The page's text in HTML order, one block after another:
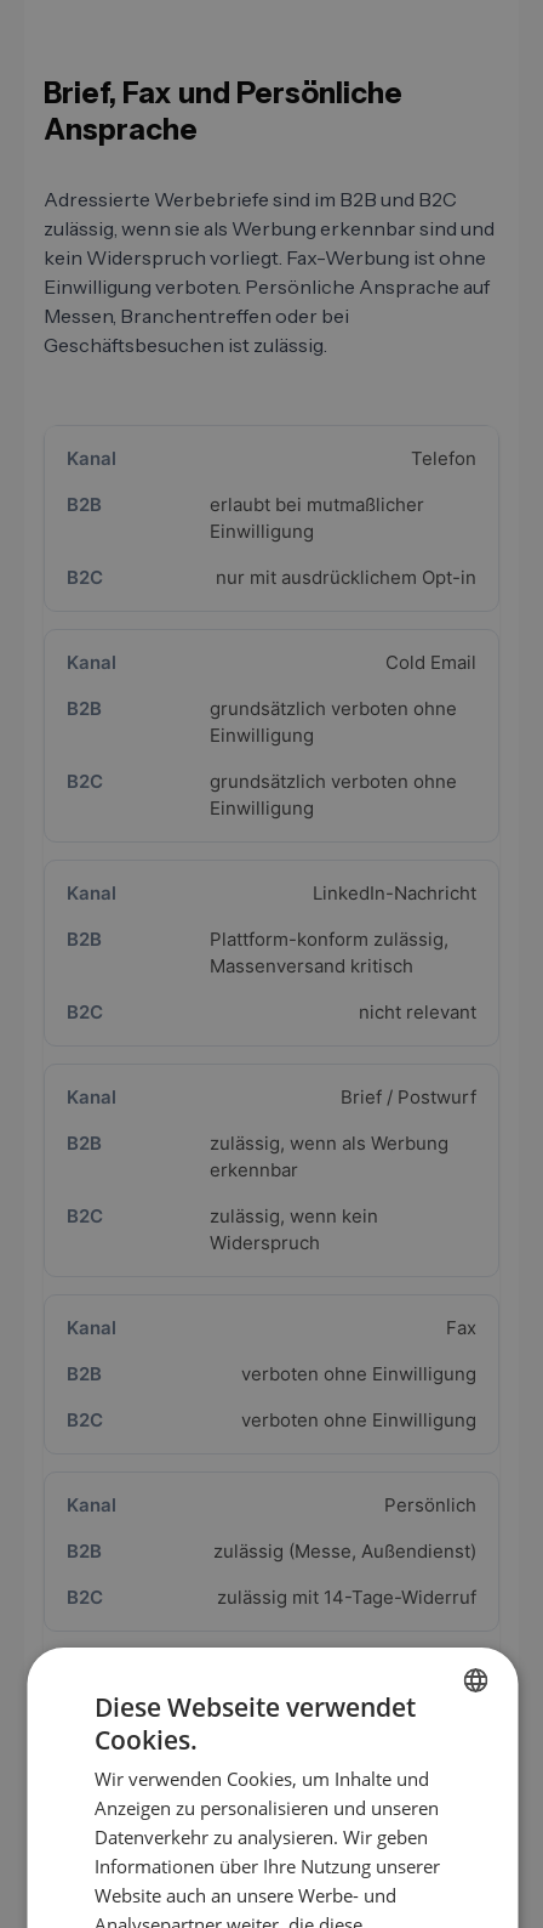
Brief, Fax und Persönliche
Ansprache
Adressierte Werbebriefe sind im B2B und B2C
zulässig, wenn sie als Werbung erkennbar sind und
kein Widerspruch vorliegt. Fax-Werbung ist ohne
Einwilligung verboten. Persönliche Ansprache auf
Messen, Branchentreffen oder bei
Geschäftsbesuchen ist zulässig.
Telefon
erlaubt bei mutmaßlicher
Einwilligung
nur mit ausdrücklichem Opt-in
Cold Email
grundsätzlich verboten ohne
Einwilligung
grundsätzlich verboten ohne
Einwilligung
LinkedIn-Nachricht
Plattform-konform zulässig,
Massenversand kritisch
nicht relevant
Brief / Postwurf
zulässig, wenn als Werbung
erkennbar
zulässig, wenn kein
Widerspruch
Fax
verboten ohne Einwilligung
verboten ohne Einwilligung
Persönlich
zulässig (Messe, Außendienst)
zulässig mit 14-Tage-Widerruf
SMS / Messenger
verboten ohne Einwilligung
Verstöße können teuer werden. Das UWG sieht
EN
FR
Diese Webseite verwendet
Cookies.
Wir verwenden Cookies, um Inhalte und
Anzeigen zu personalisieren und unseren
Datenverkehr zu analysieren. Wir geben
Informationen über Ihre Nutzung unserer
Website auch an unsere Werbe- und